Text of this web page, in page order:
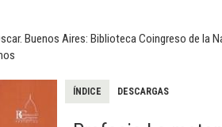
Buenos Aires: Biblioteca Coingreso de la
ÍNDICE DESCARGAS